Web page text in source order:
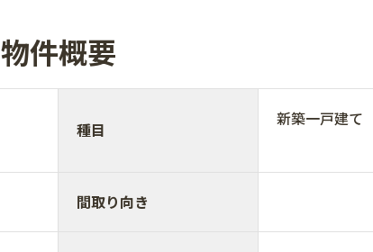
物件概要
種目
新築一戸建て
間取り向き